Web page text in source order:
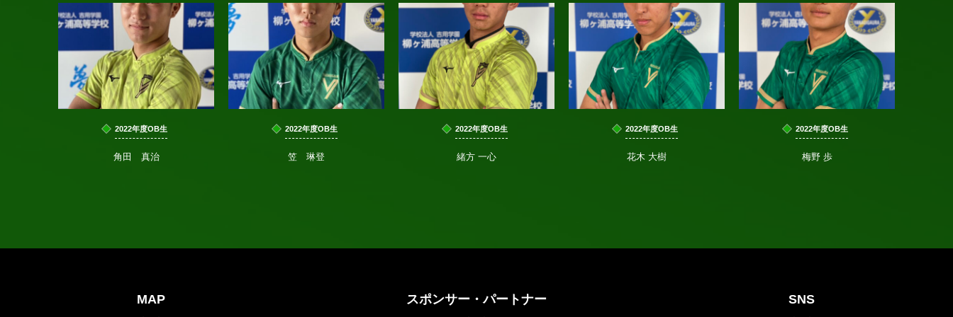
2022年度OB生
角田 真治
2022年度OB生
笠 琳登
2022年度OB生
緒方 一心
2022年度OB生
花木 大樹
2022年度OB生
梅野 歩
MAP スポンサー・パートナー SNS